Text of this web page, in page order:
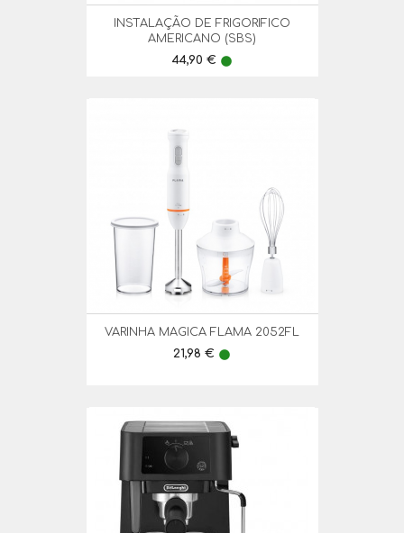
INSTALAÇÃO DE FRIGORIFICO
AMERICANO (SBS)
Preço
44,90 € lens
VARINHA MAGICA FLAMA 2052FL
Preço
21,98 € lens